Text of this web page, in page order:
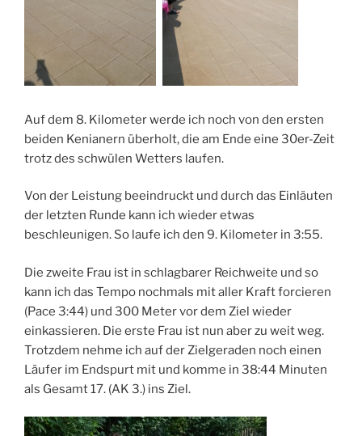
Auf dem 8. Kilometer werde ich noch von den ersten
beiden Kenianern überholt, die am Ende eine 30er-Zeit
trotz des schwülen Wetters laufen.
Von der Leistung beeindruckt und durch das Einläuten
der letzten Runde kann ich wieder etwas
beschleunigen. So laufe ich den 9. Kilometer in 3:55.
Die zweite Frau ist in schlagbarer Reichweite und so
kann ich das Tempo nochmals mit aller Kraft forcieren
(Pace 3:44) und 300 Meter vor dem Ziel wieder
einkassieren. Die erste Frau ist nun aber zu weit weg.
Trotzdem nehme ich auf der Zielgeraden noch einen
Läufer im Endspurt mit und komme in 38:44 Minuten
als Gesamt 17. (AK 3.) ins Ziel.